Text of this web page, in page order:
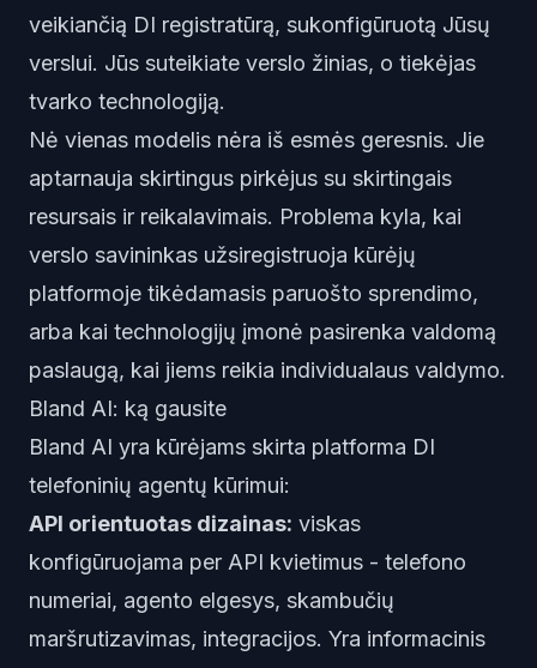
veikiančią DI registratūrą, sukonfigūruotą Jūsų
verslui. Jūs suteikiate verslo žinias, o tiekėjas
tvarko technologiją.
Nė vienas modelis nėra iš esmės geresnis. Jie
aptarnauja skirtingus pirkėjus su skirtingais
resursais ir reikalavimais. Problema kyla, kai
verslo savininkas užsiregistruoja kūrėjų
platformoje tikėdamasis paruošto sprendimo,
arba kai technologijų įmonė pasirenka valdomą
paslaugą, kai jiems reikia individualaus valdymo.
Bland AI: ką gausite
Bland AI yra kūrėjams skirta platforma DI
telefoninių agentų kūrimui:
API orientuotas dizainas: viskas
konfigūruojama per API kvietimus - telefono
numeriai, agento elgesys, skambučių
maršrutizavimas, integracijos. Yra informacinis